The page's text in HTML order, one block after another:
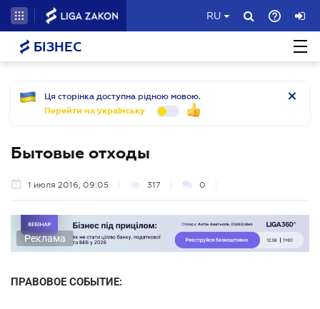
RU
БІЗНЕС
Ця сторінка доступна рідною мовою.
Перейти на українську
Бытовые отходы
1 июля 2016, 09:05 317 0
Реклама
ПРАВОВОЕ СОБЫТИЕ: